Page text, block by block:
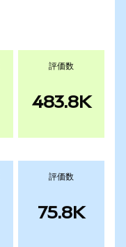
評価数
483.8K
評価数
75.8K